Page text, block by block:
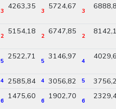
3
4263,35
3
5724,67
3
2
5154,18
2
6747,85
2
5
2522,71
5
3146,97
4
4 2585,84 4 3056,82 5
6
1475,60
6
1902,70
6